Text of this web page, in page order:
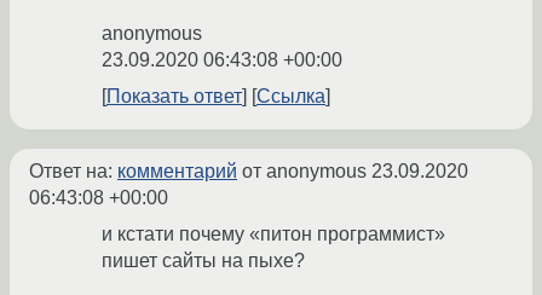
anonymous
23.09.2020 06:43:08 +00:00
Показать ответ
Ссылка
Ответ на: комментарий от anonymous 23.09.2020
06:43:08 +00:00
и кстати почему «питон программист»
пишет сайты на пыхе?